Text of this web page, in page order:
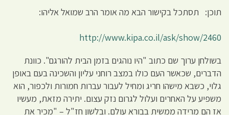
תוכן: תסתכל בקישור הבא מה אומר הרב שמואל אליהו:
http://www.kipa.co.il/ask/show/2460
בשולחן ערוך שם כתוב "היו נוהגים בזמן הבית להורגם". כוונת
הדברים, שכאשר העם כולו במצב רוחני עליון והשכינה בעם באופן
גלוי, כשבא מישהו חריג ומחיל לעבור עברות חמורות ולכפור, הוא
משפיע על האחרים ועלול לגרום נזק עצום. יתירה מזאת, מעשיו
אז הם מרידה ממשית בבורא עולם. ובלשון חז"ל – "מכיר את